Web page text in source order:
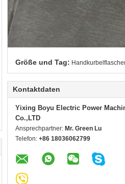
Größe und Tag:
Kontaktdaten
Yixing Boyu Electric Power
Co.,LTD
Ansprechpartner: Mr. Green Lu
Telefon: +86 18036062799